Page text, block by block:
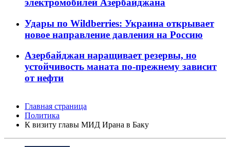
электромобилей Азербайджана
Удары по Wildberries: Украина открывает
новое направление давления на Россию
Азербайджан наращивает резервы, но
устойчивость маната по-прежнему зависит
от нефти
Главная страница
Политика
К визиту главы МИД Ирана в Баку